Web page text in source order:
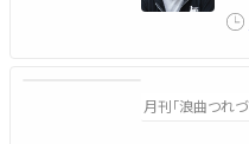
月刊「浪曲つれ